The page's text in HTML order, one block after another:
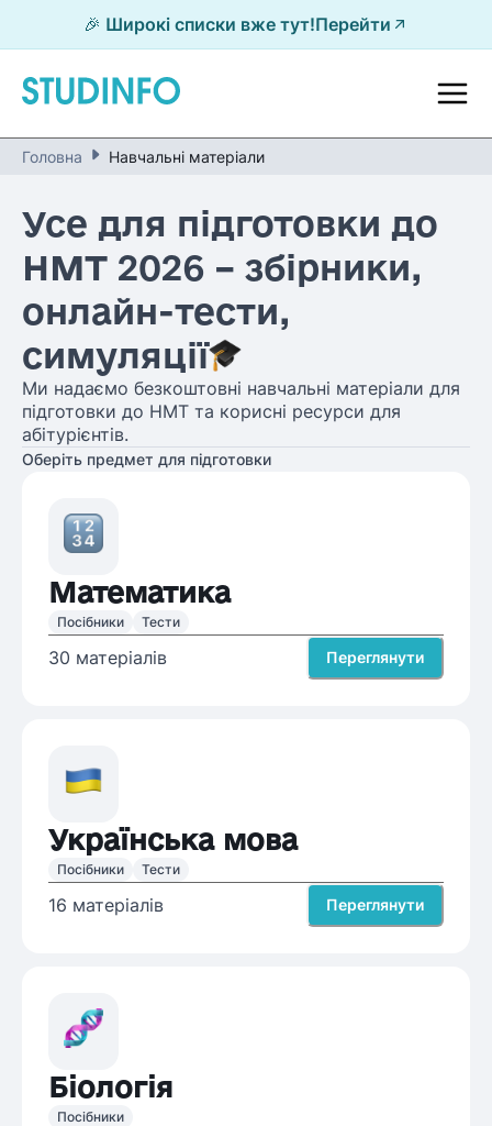
🎉 Широкі списки вже тут!Перейти
Головна Навчальні матеріали
Усе для підготовки до
НМТ 2026 – збірники,
онлайн-тести,
симуляції
Ми надаємо безкоштовні навчальні матеріали для
підготовки до НМТ та корисні ресурси для
абітурієнтів.
Оберіть предмет для підготовки
Математика
Посібники Тести
30 матеріалів Переглянути
Українська мова
Посібники Тести
16 матеріалів Переглянути
Біологія
Посібники